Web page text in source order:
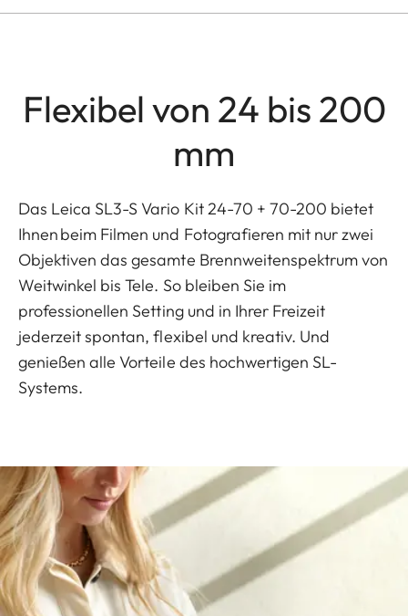
Flexibel von 24 bis 200
mm
Das Leica SL3-S Vario Kit 24-70 + 70-200 bietet
Ihnen beim Filmen und Fotografieren mit nur zwei
Objektiven das gesamte Brennweitenspektrum von
Weitwinkel bis Tele. So bleiben Sie im
professionellen Setting und in Ihrer Freizeit
jederzeit spontan, flexibel und kreativ. Und
genießen alle Vorteile des hochwertigen SL-
Systems.